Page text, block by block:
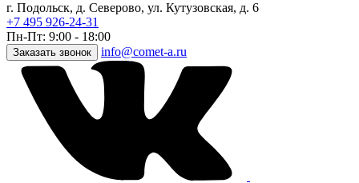
г. Подольск, д. Северово, ул. Кутузовская, д. 6
+7 495 926-24-31
Пн-Пт: 9:00 - 18:00
Заказать звонок info@comet-a.ru